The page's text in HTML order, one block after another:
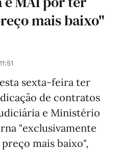
mais baixo"
sexta-feira ter
de contratos
e Ministério
"exclusivamente
mais baixo",